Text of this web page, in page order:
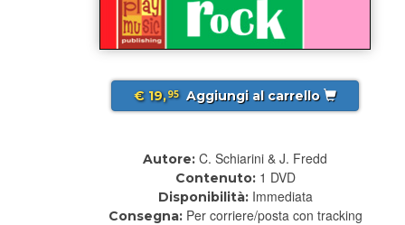
€ 19,95 Aggiungi al carrello
Autore: C. Schiarini & J. Fredd
Contenuto: 1 DVD
Disponibilità: Immediata
Consegna: Per corriere/posta con tracking